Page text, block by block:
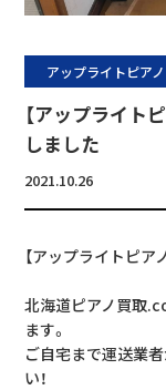
アップライトピアノ
【アップライト
しました
2021.10.26
【アップライトピア
北海道ピアノ買取
ます。
ご自宅まで運送業
い！